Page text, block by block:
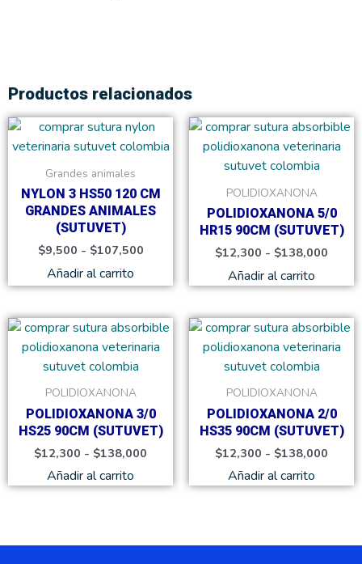
Productos relacionados
Grandes animales
NYLON 3 HS50 120 CM
GRANDES ANIMALES
(SUTUVET)
$9,500 - $107,500
Rango
de
precios:
hasta
$107,500
Añadir al carrito
Este
producto
múltiples
variantes.
opciones
pueden
en
producto
POLIDIOXANONA
POLIDIOXANONA 5/0
HR15 90CM (SUTUVET)
$12,300 - $138,000
de
Añadir al carrito
Este
tiene
Las
se
pueden
en
POLIDIOXANONA
POLIDIOXANONA 3/0
HS25 90CM (SUTUVET)
$12,300 - $138,000
Rango
de
precios:
$138,000
Añadir al carrito
Este
producto
tiene
variantes.
Las
opciones
se
pueden
POLIDIOXANONA
POLIDIOXANONA 2/0
HS35 90CM (SUTUVET)
$12,300 - $138,000
de
Añadir al carrito
Este
tiene
Las
se
pueden